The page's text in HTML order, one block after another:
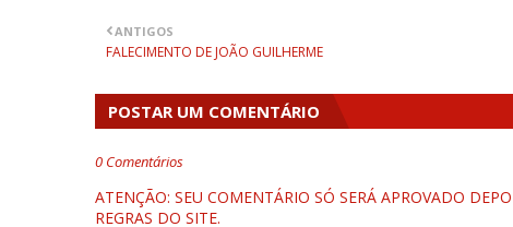
ANTIGOS
FALECIMENTO DE JOÃO GUILHERME
POSTAR UM COMENTÁRIO
0 Comentários
ATENÇÃO: SEU COMENTÁRIO SÓ SERÁ APROVADO
REGRAS DO SITE.